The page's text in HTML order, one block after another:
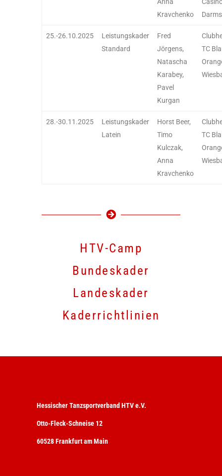
Kravchenko
25.-26.10.2025
Leistungskader
Standard
Fred
Jörgens,
Natascha
Karabey,
Pavel
Kurgan
TC
28.-30.11.2025
Leistungskader
Latein
Horst Beer,
Timo
Kulczak,
Anna
Kravchenko
TC
HTV-Camp
Bundeskader
Landeskader
Kaderrichtlinien
Hessischer Tanzsportverband HTV e.V.
Otto-Fleck-Schneise 12
60528 Frankfurt am Main